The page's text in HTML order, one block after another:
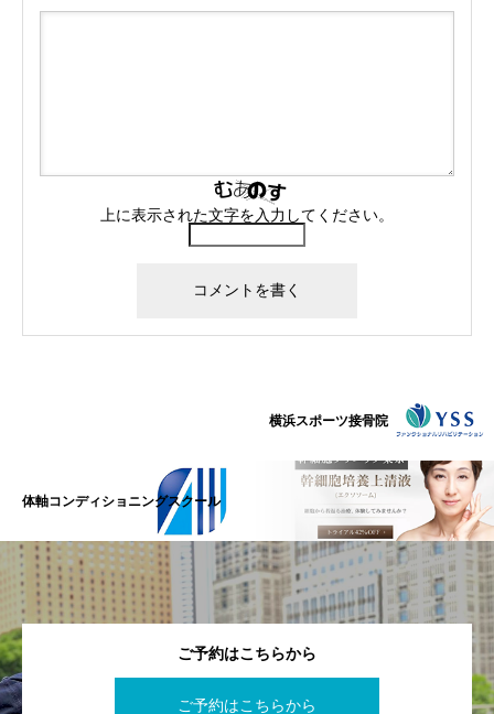
上に表示された文字を入力してください。
横浜スポーツ接骨院
体軸コンディショニングスクール
ご予約はこちらから
ご予約はこちらから